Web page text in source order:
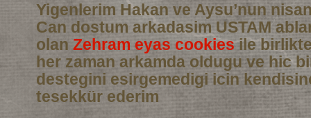
Yigenlerim Hakan ve Aysu’nun
Can dostum arkadasim USTAM
olan Zehram eyas cookiesile
her zaman arkamda oldugu ve hic
destegini esirgemedigi icin
tesekkür ederim